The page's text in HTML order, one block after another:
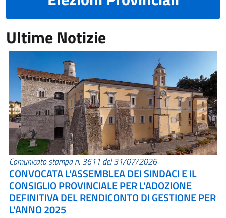
Ultime Notizie
Comunicato stampa n. 3611 del 31/07/2026
CONVOCATA L'ASSEMBLEA DEI SINDACI E IL
CONSIGLIO PROVINCIALE PER L'ADOZIONE
DEFINITIVA DEL RENDICONTO DI GESTIONE PER
L'ANNO 2025